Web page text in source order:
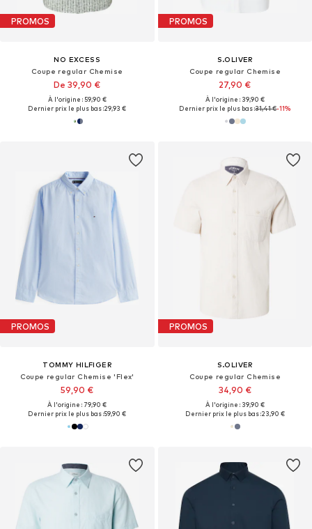
PROMOS
NO EXCESS
Coupe regular Chemise
De 39,90 €
À l'origine : 59,90 €
Dernier prix le plus bas :29,93 €
PROMOS
S.OLIVER
Coupe regular Chemise
27,90 €
À l'origine : 39,90 €
Dernier prix le plus bas :31,41 €-11%
PROMOS
TOMMY HILFIGER
Coupe regular Chemise 'Flex'
59,90 €
À l'origine : 79,90 €
Dernier prix le plus bas :59,90 €
PROMOS
S.OLIVER
Coupe regular Chemise
34,90 €
À l'origine : 39,90 €
Dernier prix le plus bas :23,90 €